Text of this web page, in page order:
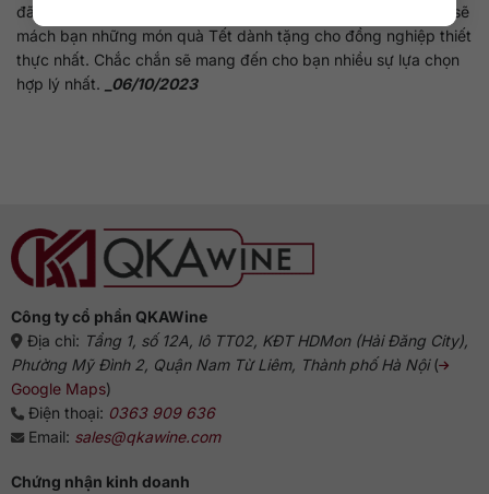
đã đồng hành cùng bạn trong công việc. Dưới đây chúng tôi sẽ
mách bạn những món quà Tết dành tặng cho đồng nghiệp thiết
thực nhất. Chắc chắn sẽ mang đến cho bạn nhiều sự lựa chọn
hợp lý nhất.
_06/10/2023
Công ty cổ phần QKAWine
Địa chỉ: Tầng 1, số 12A, lô TT02, KĐT HDMon (Hải Đăng City),
Phường Mỹ Đình 2, Quận Nam Từ Liêm, Thành phố Hà Nội(
Google Maps)
Điện thoại: 0363 909 636
Email: sales@qkawine.com
Chứng nhận kinh doanh